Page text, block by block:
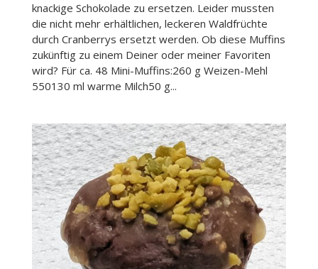
knackige Schokolade zu ersetzen. Leider mussten
die nicht mehr erhältlichen, leckeren Waldfrüchte
durch Cranberrys ersetzt werden. Ob diese Muffins
zukünftig zu einem Deiner oder meiner Favoriten
wird? Für ca. 48 Mini-Muffins:260 g Weizen-Mehl
550130 ml warme Milch50 g...